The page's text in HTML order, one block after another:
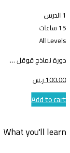
1 الدرس
15 ساعات
All Levels
دورة نماذج قوقل …
100.00 ر.س
Add to cart
What you'll learn